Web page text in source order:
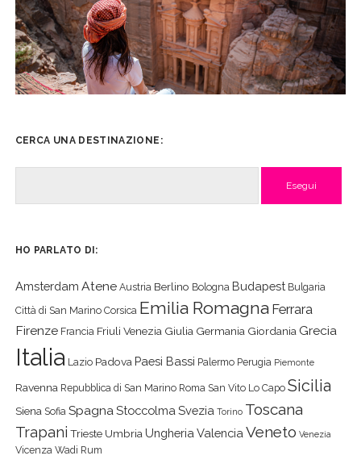
CERCA UNA DESTINAZIONE:
HO PARLATO DI:
Amsterdam Atene Austria Berlino Bologna Budapest Bulgaria
Città di San Marino Corsica Emilia Romagna Ferrara
Firenze Francia Friuli Venezia Giulia Germania Giordania Grecia
Italia Lazio Padova Paesi Bassi Palermo Perugia Piemonte
Ravenna Repubblica di San Marino Roma San Vito Lo Capo Sicilia
Siena Sofia SpagnaStoccolmaSvezia Torino Toscana
Trapani Trieste Umbria UngheriaValenciaVeneto Venezia
Vicenza Wadi Rum